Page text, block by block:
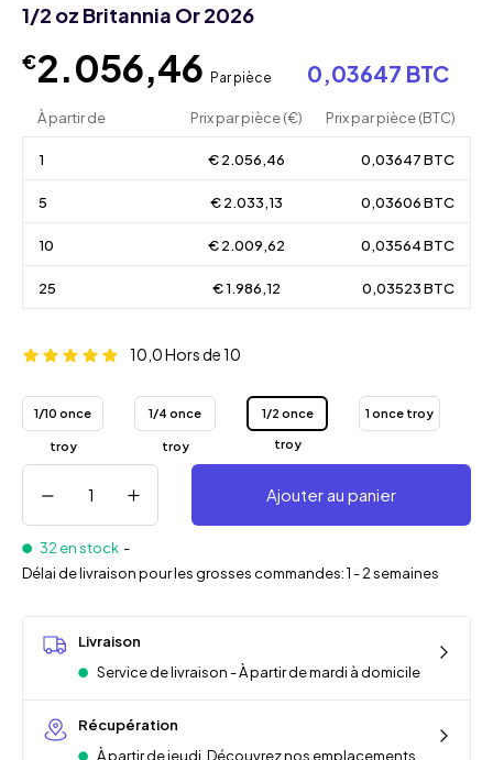
1/2 oz Britannia Or 2026
€2.056,46 Par pièce 0,03647 BTC
À partir de Prix par pièce (€) Prix par pièce (BTC)
1 € 2.056,46 0,03647 BTC
5 € 2.033,13 0,03606 BTC
10 € 2.009,62 0,03564 BTC
25 € 1.986,12 0,03523 BTC
10,0Hors de 10
1/10 once
troy
1/4 once
troy
1/2 once
troy
1 once troy
Ajouter au panier
32 en stock -
Délai de livraison pour les grosses commandes: 1 - 2 semaines
Livraison
Service de livraison - À partir de mardi à domicile
Récupération
À partir de jeudi. Découvrez nos emplacements